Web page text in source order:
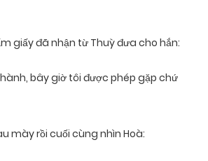
giấy đã nhận từ Thuỳ đưa cho hắn:
bây giờ tôi được phép gặp chứ
mày rồi cuối cùng nhìn Hoà: